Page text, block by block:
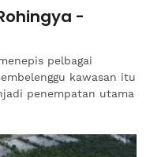
-
pelbagai
kawasan itu
penempatan utama